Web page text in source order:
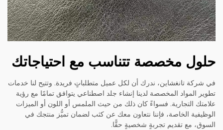
حلول مخصصة تتناسب مع احتياجاتك
في شركة تانغشاين، ندرك أن لكل عميل متطلباتٍ فريدة. وتتيح لنا خدمات
تطوير المواد المخصصة لدينا إنشاء جلد اصطناعي يتوافق تمامًا مع رؤية
علامتك التجارية. فسواءً كان ذلك من حيث الملمس أو اللون أو الميزات
الوظيفية الخاصة، فإننا نتعاون معك عن كثب لضمان تميُّز منتجك في
السوق، مع تقديم تجربةٍ شخصيةٍ حقًّا.